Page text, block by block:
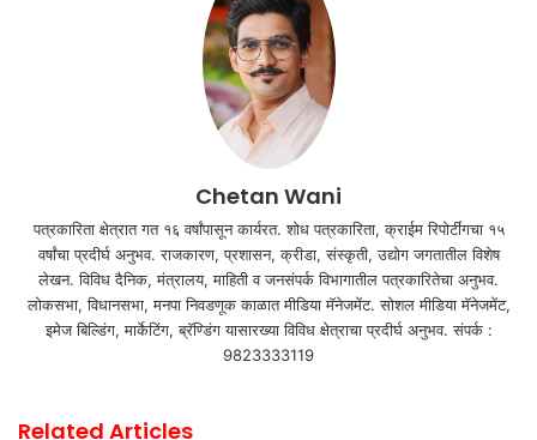
Chetan Wani
पत्रकारिता क्षेत्रात गत १६ वर्षांपासून कार्यरत. शोध पत्रकारिता, क्राईम रिपोर्टींगचा १५
वर्षांचा प्रदीर्घ अनुभव. राजकारण, प्रशासन, क्रीडा, संस्कृती, उद्योग जगतातील विशेष
लेखन. विविध दैनिक, मंत्रालय, माहिती व जनसंपर्क विभागातील पत्रकारितेचा अनुभव.
लोकसभा, विधानसभा, मनपा निवडणूक काळात मीडिया मॅनेजमेंट. सोशल मीडिया मॅनेजमेंट,
इमेज बिल्डिंग, मार्केटिंग, ब्रॅण्डिंग यासारख्या विविध क्षेत्राचा प्रदीर्घ अनुभव. संपर्क :
9823333119
Related Articles